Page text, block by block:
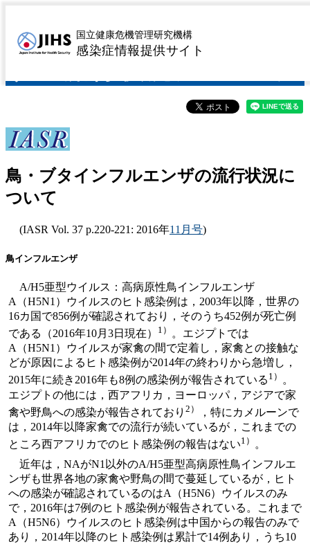
国立健康危機管理研究機構
感染症情報提供サイト
鳥・ブタインフルエン
鳥・ブタインフルエンザの流行状況に
ついて
(IASR Vol. 37 p.220-221: 2016年11月号)
鳥インフルエンザ
A/H5亜型ウイルス：高病原性鳥インフルエンザ
A（H5N1）ウイルスのヒト感染例は，2003年以降，世界の
16カ国で856例が確認されており，そのうち452例が死亡例
である（2016年10月3日現在）
1）
。エジプトでは
A（H5N1）ウイルスが家禽の間で定着し，家禽との接触な
どが原因によるヒト感染例が2014年の終わりから急増し，
2015年に続き2016年も8例の感染例が報告されている 1） 。
エジプトの他には，西アフリカ，ヨーロッパ，アジアで家
禽や野鳥への感染が報告されており 2）
，特にカメルーンで
は，2014年以降家禽での流行が続いているが，これまでの
ところ西アフリカでのヒト感染例の報告はない1）
。
近年は，NAがN1以外のA/H5亜型高病原性鳥インフルエ
ンザも世界各地の家禽や野鳥の間で蔓延しているが，ヒト
への感染が確認されているのはA（H5N6）ウイルスのみ
で，2016年は7例のヒト感染例が報告されている。これまで
A（H5N6）ウイルスのヒト感染例は中国からの報告のみで
あり，2014年以降のヒト感染例は累計で14例あり，うち10